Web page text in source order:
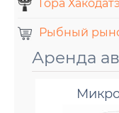
Гора
Рыбный
Аренда